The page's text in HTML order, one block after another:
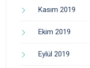
Kasım 2019
Ekim 2019
Eylül 2019